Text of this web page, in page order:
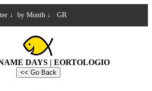
↓ by Month ↓ GR
DAYS | EORTOLOGIO
<< Go Back